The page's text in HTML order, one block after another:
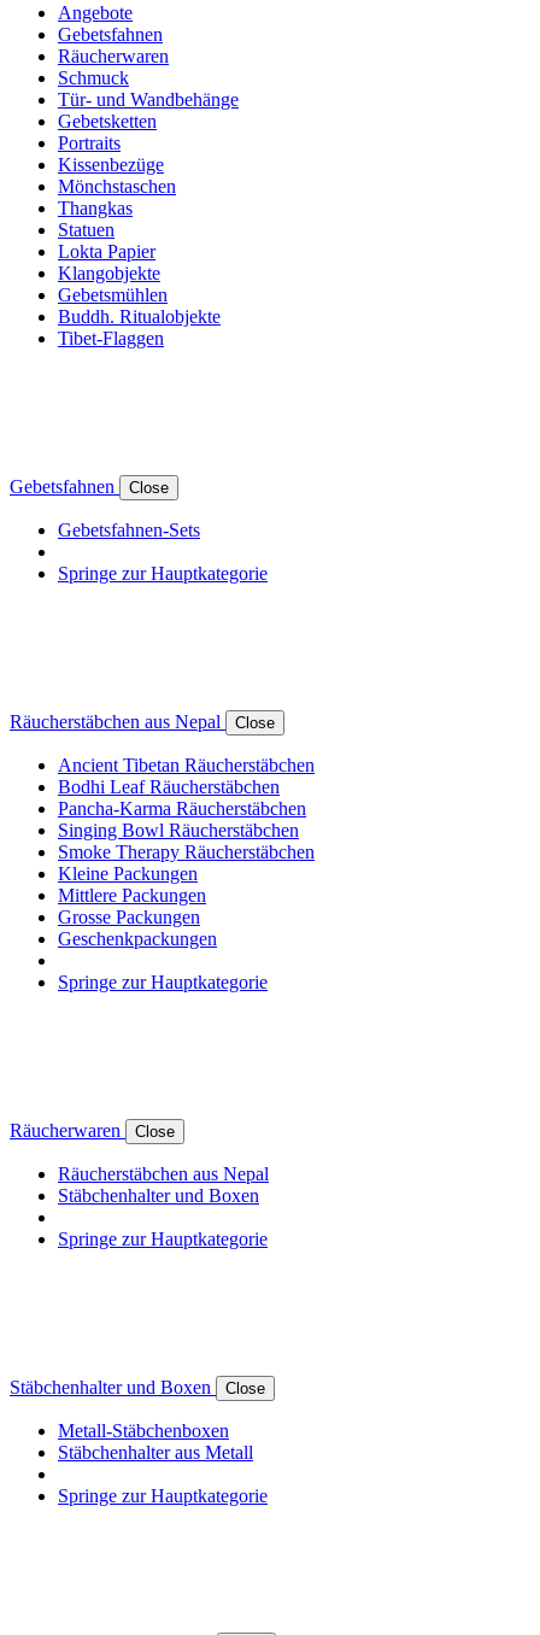
Angebote
Gebetsfahnen
Räucherwaren
Schmuck
Tür- und Wandbehänge
Gebetsketten
Portraits
Kissenbezüge
Mönchstaschen
Thangkas
Statuen
Lokta Papier
Klangobjekte
Gebetsmühlen
Buddh. Ritualobjekte
Tibet-Flaggen
Gebetsfahnen Close
Gebetsfahnen-Sets
Springe zur Hauptkategorie
Räucherstäbchen aus Nepal Close
Ancient Tibetan Räucherstäbchen
Bodhi Leaf Räucherstäbchen
Pancha-Karma Räucherstäbchen
Singing Bowl Räucherstäbchen
Smoke Therapy Räucherstäbchen
Kleine Packungen
Mittlere Packungen
Grosse Packungen
Geschenkpackungen
Springe zur Hauptkategorie
Räucherwaren Close
Räucherstäbchen aus Nepal
Stäbchenhalter und Boxen
Springe zur Hauptkategorie
Stäbchenhalter und Boxen Close
Metall-Stäbchenboxen
Stäbchenhalter aus Metall
Springe zur Hauptkategorie